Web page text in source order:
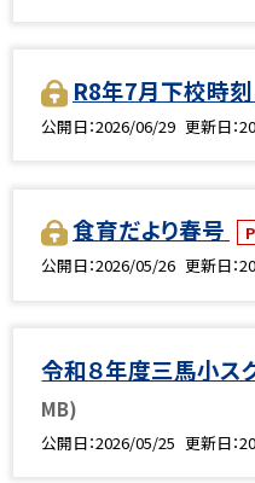
R8年7月下校時刻
公開日 2026/06/29 更新日
食育だより春号
公開日 2026/05/26 更新日
令和８年度三馬小ス
MB)
公開日 2026/05/25 更新日